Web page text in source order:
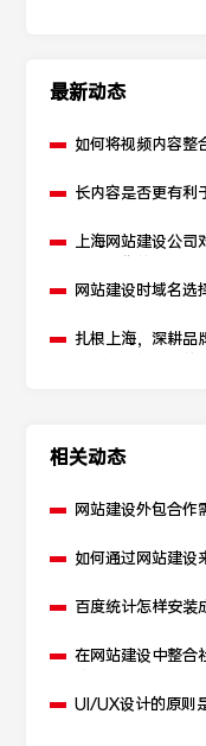
最新动态
如何将视频内容整
长内容是否更有利
上海网站建设公司
网站建设时域名选
扎根上海，深耕品
相关动态
网站建设外包合作
如何通过网站建设
百度统计怎样安装
在网站建设中整合
UI/UX设计的原则